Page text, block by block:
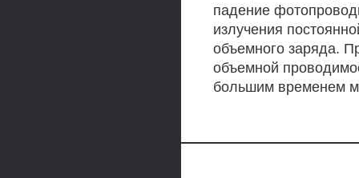
падение
излучения
объемного заряда.
объемной
большим временем